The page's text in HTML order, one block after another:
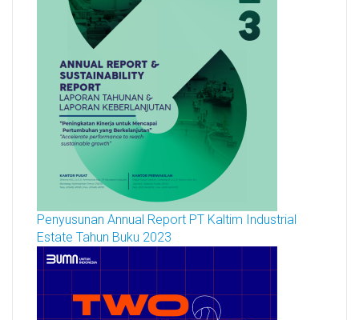
Penyusunan Annual Report PT Kaltim Industrial
Estate Tahun Buku 2023